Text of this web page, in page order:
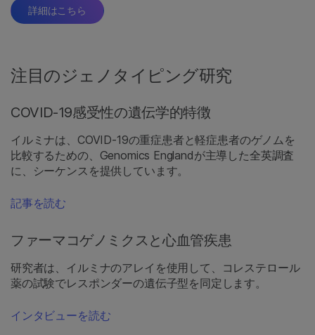
詳細はこちら
注目のジェノタイピング研究
COVID-19感受性の遺伝学的特徴
イルミナは、COVID-19の重症患者と軽症患者のゲノムを
比較するための、Genomics Englandが主導した全英調査
に、シーケンスを提供しています。
記事を読む
ファーマコゲノミクスと心血管疾患
研究者は、イルミナのアレイを使用して、コレステロール
薬の試験でレスポンダーの遺伝子型を同定します。
インタビューを読む